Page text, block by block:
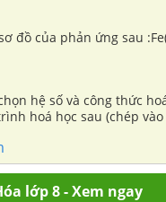
đồ của phản ứng sau
hệ số và công thức
hoá học sau (chép
lớp 8 - Xem ngay